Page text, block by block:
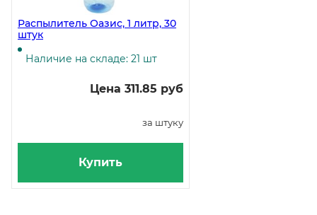
Распылитель Оазис, 1 литр, 30
штук
Наличие на складе: 21 шт
Цена 311.85 руб
за штуку
Купить